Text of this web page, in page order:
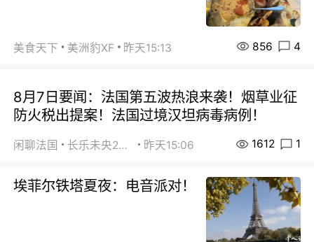
美食天下 美洲豹XF 昨天15:13 856 4
8月7日要闻：法国第五波热浪来袭！烟草业征
防火税出提案！法国过境汉坦病毒病例！
闲聊法国 长乐未央2015 昨天15:06 1612 1
埃菲尔铁塔夏夜：电音派对！